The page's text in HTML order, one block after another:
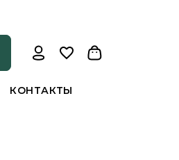
КОНТАКТЫ